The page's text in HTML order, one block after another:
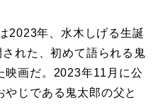
2023年、水木しげる生誕
れた、初めて語られる鬼
映画だ。2023年11月に公
やじである鬼太郎の父と